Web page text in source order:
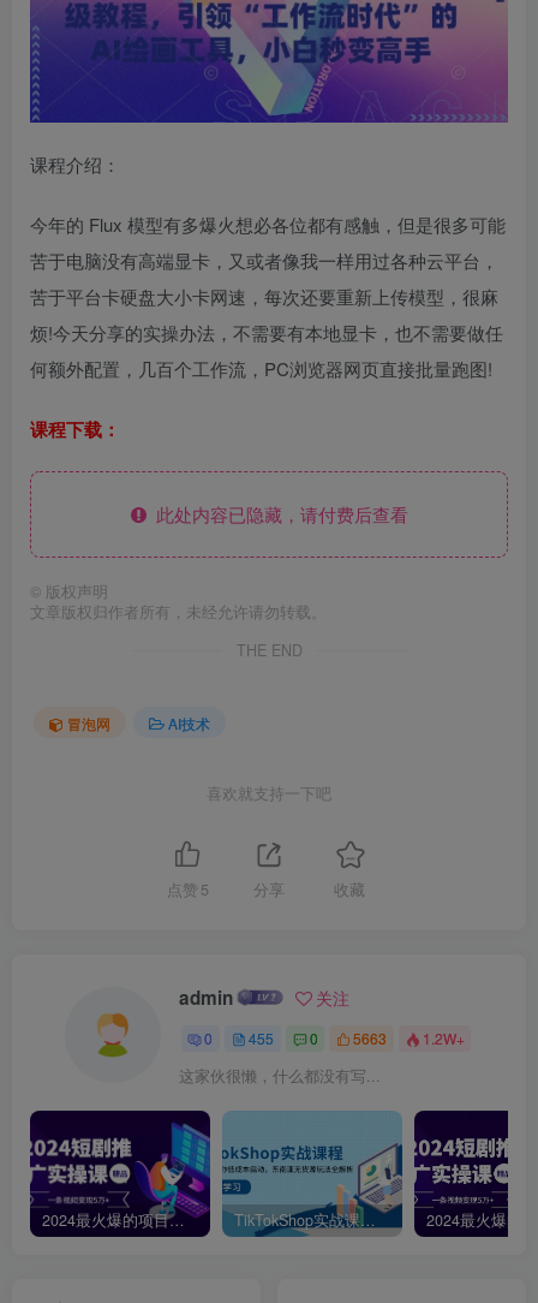
课程介绍：
今年的 Flux 模型有多爆火想必各位都有感触，但是很多可能
苦于电脑没有高端显卡，又或者像我一样用过各种云平台，
苦于平台卡硬盘大小卡网速，每次还要重新上传模型，很麻
烦!今天分享的实操办法，不需要有本地显卡，也不需要做任
何额外配置，几百个工作流，PC浏览器网页直接批量跑图!
课程下载：
此处内容已隐藏，请付费后查看
© 版权声明
文章版权归作者所有，未经允许请勿转载。
THE END
冒泡网 AI技术
喜欢就支持一下吧
点赞 5 分享 收藏
admin 关注
0 455 0 5663 1.2W+
这家伙很懒，什么都没有写...
2024最火爆的项目短剧推广实操课，一条视频变现5万+【附软件工具】 TikTokShop实战课程，手把手教你低成本启动，东南亚无货源玩法全解析